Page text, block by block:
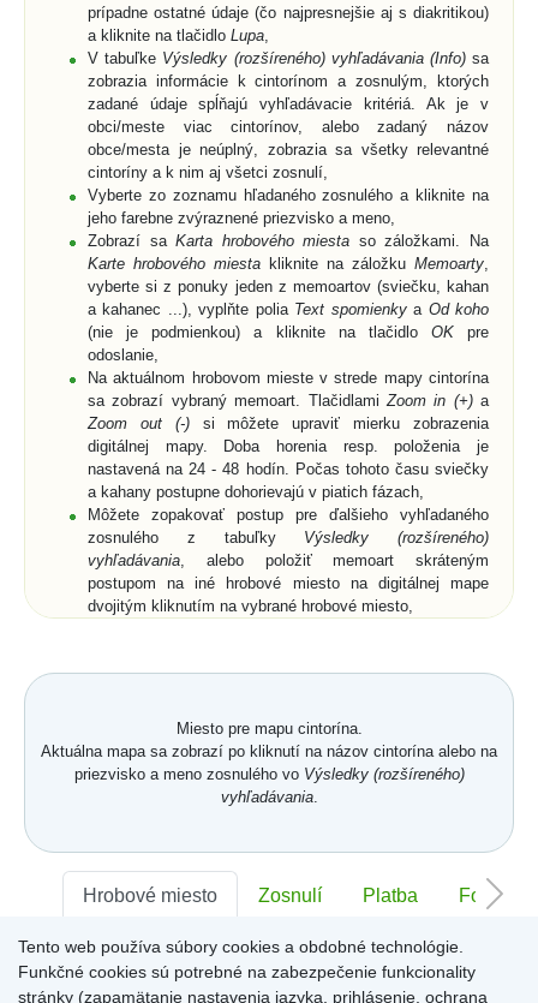
prípadne ostatné údaje (čo najpresnejšie aj s diakritikou)
a kliknite na tlačidlo Lupa
V tabuľke Výsledky (rozšíreného) vyhľadávania (Info)sa
zobrazia informácie k cintorínom a zosnulým, ktorých
zadané údaje spĺňajú vyhľadávacie kritériá. Ak je v
obci/meste viac cintorínov, alebo zadaný názov
obce/mesta je neúplný, zobrazia sa všetky relevantné
cintoríny a k nim aj všetci zosnulí,
Vyberte zo zoznamu hľadaného zosnulého a kliknite na
jeho farebne zvýraznené priezvisko a meno,
Zobrazí saKarta hrobového miesta so záložkami. Na
Karte hrobového miesta kliknite na záložku Memoarty
vyberte si z ponuky jeden z memoartov (sviečku, kahan
a kahanec ...), vyplňte polia Text spomienkya Od koho
(nie je podmienkou) a kliknite na tlačidlo OKpre
odoslanie,
Na aktuálnom hrobovom mieste v strede mapy cintorína
sa zobrazí vybraný memoart. Tlačidlami Zoom in (+)a
Zoom out (-)si môžete upraviť mierku zobrazenia
digitálnej mapy. Doba horenia resp. položenia je
nastavená na 24 - 48 hodín. Počas tohoto času sviečky
a kahany postupne dohorievajú v piatich fázach,
Môžete zopakovať postup pre ďalšieho vyhľadaného
zosnulého z tabuľky Výsledky (rozšíreného)
vyhľadávania , alebo položiť memoart skráteným
postupom na iné hrobové miesto na digitálnej mape
dvojitým kliknutím na vybrané hrobové miesto,
mape, nemusíte vyplniť poleText spomienkyaOd koho,
text nad memoartami, alebo cez ikonu
Miesto pre mapu cintorína.
Aktuálna mapa sa zobrazí po kliknutí na názov cintorína alebo na
priezvisko a meno zosnulého vo Výsledky (rozšíreného)
vyhľadávania.
Hrobové miesto Zosnulí Platba Foto
Sektor:- Rad:- Číslo:-
Tento web používa súbory cookies a obdobné technológie.
Funkčné cookies sú potrebné na zabezpečenie funkcionality
stránky (zapamätanie nastavenia jazyka, prihlásenie, ochrana